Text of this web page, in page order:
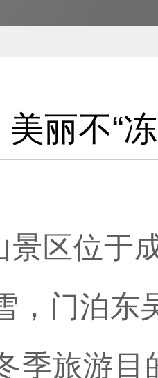
美丽不“
景区位于
，门泊东
季旅游目